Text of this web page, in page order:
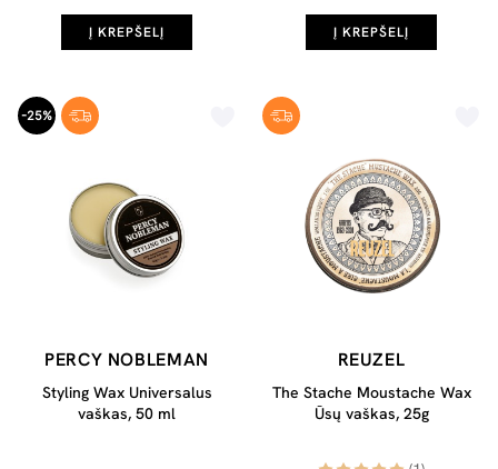
Į KREPŠELĮ Į KREPŠELĮ
-25%
PERCY NOBLEMAN
Styling Wax Universalus
vaškas, 50 ml
REUZEL
The Stache Moustache Wax
Ūsų vaškas, 25g